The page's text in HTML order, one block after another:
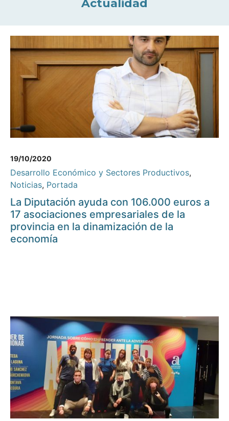
Actualidad
19/10/2020
Desarrollo Económico y Sectores Productivos,
Noticias, Portada
La Diputación ayuda con 106.000 euros a
17 asociaciones empresariales de la
provincia en la dinamización de la
economía